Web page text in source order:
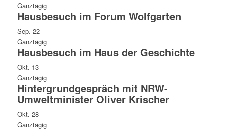
Ganztägig
Hausbesuch im Forum Wolfgarten
Sep. 22
Ganztägig
Hausbesuch im Haus der Geschichte
Okt. 13
Ganztägig
Hintergrundgespräch mit NRW-
Umweltminister Oliver Krischer
Okt. 28
Ganztägig